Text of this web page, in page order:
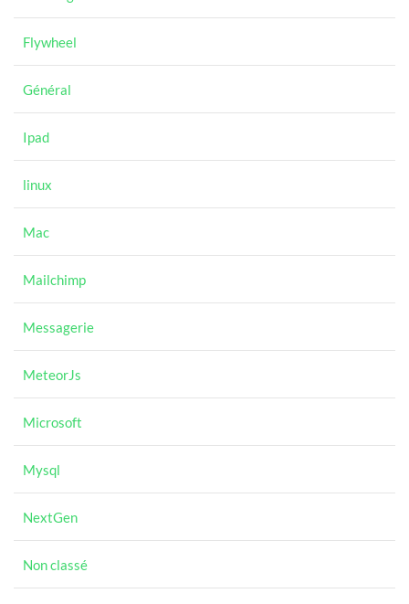
Flywheel
Général
Ipad
linux
Mac
Mailchimp
Messagerie
MeteorJs
Microsoft
Mysql
NextGen
Non classé